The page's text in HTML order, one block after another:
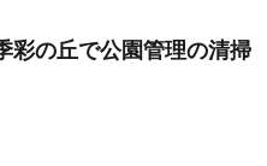
彩の丘で公園管理の清掃